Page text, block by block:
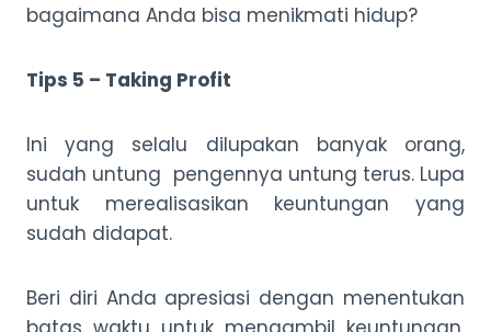
bagaimana Anda bisa menikmati hidup?
Tips 5 – Taking Profit
Ini yang selalu dilupakan banyak orang,
sudah untung pengennya untung terus. Lupa
untuk merealisasikan keuntungan yang
sudah didapat.
Beri diri Anda apresiasi dengan menentukan